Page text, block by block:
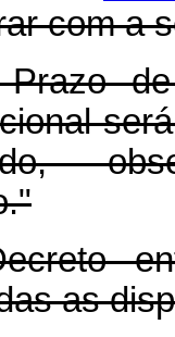
com a
as